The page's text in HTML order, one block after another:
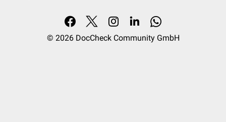
© 2026 DocCheck Community GmbH